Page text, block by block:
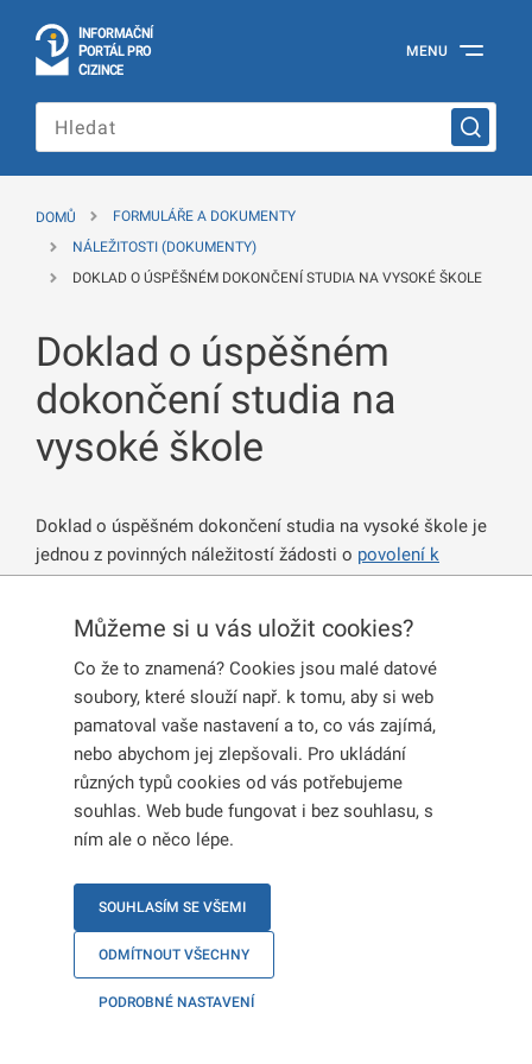
INFORMAČNÍ
PORTÁL PRO
CIZINCE
portál
cizince
Ministerstva
České
republiky
MENU
Můžeme si u vás uložit cookies?
Co že to znamená? Cookies jsou malé datové
soubory, které slouží např. k tomu, aby si web
pamatoval vaše nastavení a to, co vás zajímá,
nebo abychom jej zlepšovali. Pro ukládání
různých typů cookies od vás potřebujeme
souhlas. Web bude fungovat i bez souhlasu, s
ním ale o něco lépe.
SOUHLASÍM SE VŠEMI
ODMÍTNOUT VŠECHNY
PODROBNÉ NASTAVENÍ
DOMŮ
FORMULÁŘE A DOKUMENTY
NÁLEŽITOSTI (DOKUMENTY)
DOKLAD O ÚSPĚŠNÉM DOKONČENÍ STUDIA NA VYSOKÉ ŠKOLE
Doklad o úspěšném
dokončení studia na
vysoké škole
Doklad o úspěšném dokončení studia na vysoké škole je
jednou z povinných náležitostí žádosti o povolení k
dlouhodobému pobytu za účelem hledání zaměstnání
podáváte jako držitelé povolení k dlouhodobému pobytu
vydaného za účelem studia na území.
Předložte ho v originále nebo úředně ověřené kopii ve
formě vysokoškolského diplomu, případně potvrzení o
absolvování studia vydaného školou, pokud jste diplom
zatím neobdrželi.